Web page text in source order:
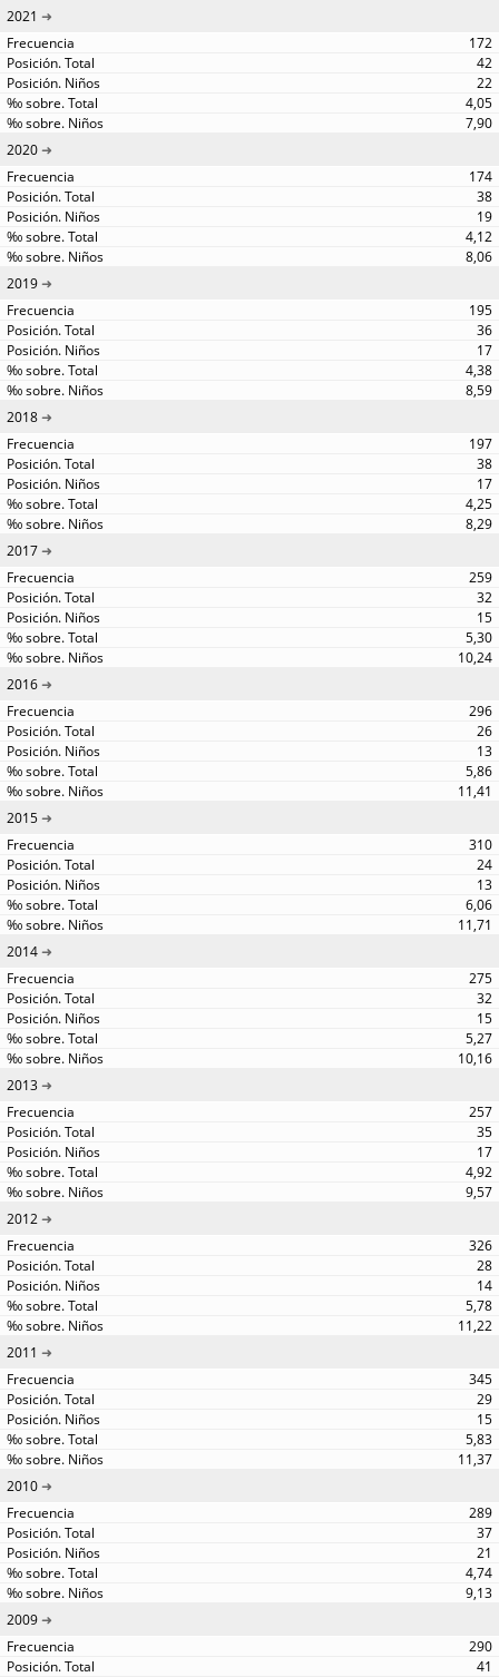
2021
172
42
22
4,05
7,90
2020
174
38
19
4,12
8,06
2019
195
36
17
4,38
8,59
2018
197
38
17
4,25
8,29
2017
259
32
15
5,30
10,24
2016
296
26
13
5,86
11,41
2015
310
24
13
6,06
11,71
2014
275
32
15
5,27
10,16
2013
257
35
17
4,92
9,57
2012
326
28
14
5,78
11,22
2011
345
29
15
5,83
11,37
2010
289
37
21
4,74
9,13
2009
290
41